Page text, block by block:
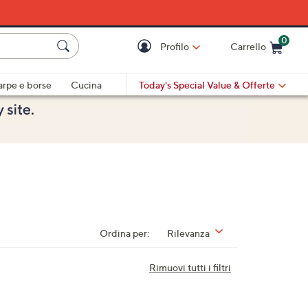
Profilo Carrello
0
e borse
Cucina Today's Special Value & Offerte
Ordina per: Rilevanza
Rimuovi tutti i filtri